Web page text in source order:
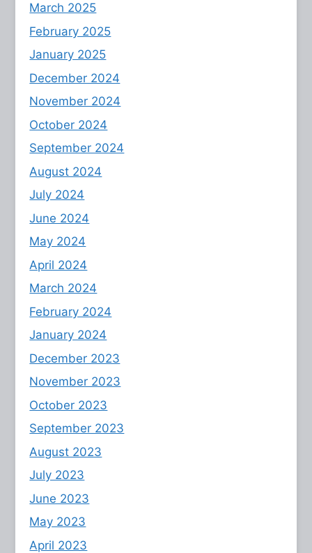
March 2025
February 2025
January 2025
December 2024
November 2024
October 2024
September 2024
August 2024
July 2024
June 2024
May 2024
April 2024
March 2024
February 2024
January 2024
December 2023
November 2023
October 2023
September 2023
August 2023
July 2023
June 2023
May 2023
April 2023